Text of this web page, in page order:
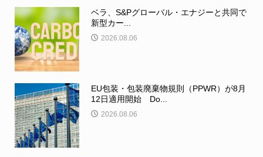
ベラ、S&Pグローバル・エナジーと共同で
新型カー...
2026.08.06
EU包装・包装廃棄物規則（PPWR）が8月
12日適用開始 Do...
2026.08.06